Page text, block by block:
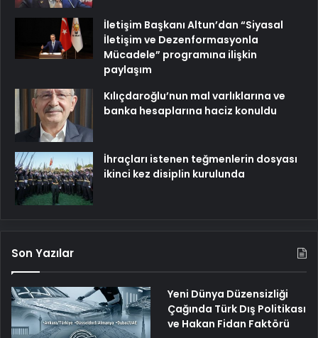
İletişim Başkanı Altun’dan “Siyasal
İletişim ve Dezenformasyonla
Mücadele” programına ilişkin
paylaşım
Kılıçdaroğlu’nun mal varlıklarına ve
banka hesaplarına haciz konuldu
İhraçları istenen teğmenlerin dosyası
ikinci kez disiplin kurulunda
Son Yazılar
Yeni Dünya Düzensizliği
Çağında Türk Dış Politikası
ve Hakan Fidan Faktörü